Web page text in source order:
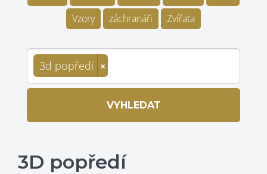
Vzory
záchranáři Zvířata
3d popředí ×
VYHLEDAT
3D popředí